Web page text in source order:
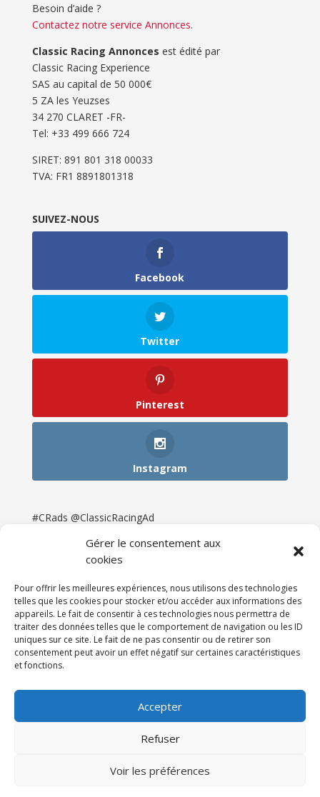
Gérer le consentement aux
cookies
Pour offrir les meilleures expériences, nous utilisons des technologies
telles que les cookies pour stocker et/ou accéder aux informations des
appareils. Le fait de consentir à ces technologies nous permettra de
traiter des données telles que le comportement de navigation ou les ID
uniques sur ce site. Le fait de ne pas consentir ou de retirer son
consentement peut avoir un effet négatif sur certaines caractéristiques
et fonctions.
Accepter
Refuser
Voir les préférences
Besoin d’aide ?
Contactez notre service Annonces.
Classic Racing Annonces est édité par
Classic Racing Experience
SAS au capital de 50 000€
5 ZA les Yeuzses
34 270 CLARET -FR-
Tel: ‭+33 499 666 724‬
SIRET: 891 801 318 00033
TVA: FR1 8891801318
SUIVEZ-NOUS
Facebook
Twitter
Pinterest
Instagram
#CRads @ClassicRacingAd
Newsletter & Presse
Partenaires
Tarifs
Espace Client
121DigitalGroup |